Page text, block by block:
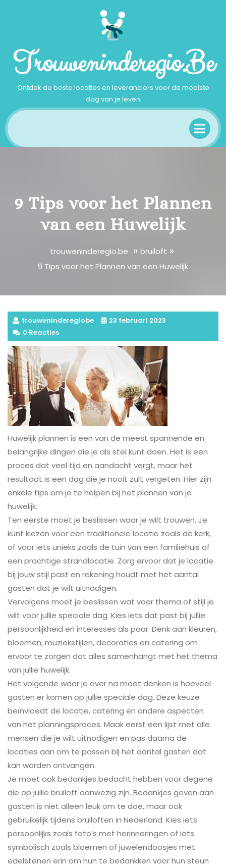
Trouweninderegio.be
Ontdek de beste locaties en leveranciers voor de mooiste
dag van je leven
9 Tips voor het Plannen
van een Huwelijk
trouweninderegio.be » bruiloft »
9 Tips voor het Plannen van een Huwelijk
trouweninderegiobe
23 februari 2023
0 Reacties
Huwelijk plannen is een van de meest spannende en
belangrijke dingen die je als stel kunt doen. Het is een
proces dat veel tijd en aandacht vergt, maar het
resultaat is een dag die je nooit zult vergeten. Hier zijn
enkele tips om je te helpen bij het plannen van je
huwelijk.
Ten eerste moet je beslissen waar je wilt trouwen. Je
kunt kiezen voor een traditionele locatie zoals de kerk,
of voor iets unieks zoals de tuin van een familiehuis of
een prachtige strandlocatie. Zorg ervoor dat je locatie
bij jouw stijl past en rekening houdt met het aantal
gasten dat je wilt uitnodigen.
Vervolgens moet je beslissen wat voor thema of stijl je
wilt voor jullie speciale dag. Kies iets dat past bij jullie
persoonlijkheid en interesses als paar. Denk aan kleuren,
bloemen, muziekstijlen, decoraties en catering om
ervoor te zorgen dat alles samenhangt met het thema
van jullie huwelijk.
Het volgende waar je over na moet denken is hoeveel
gasten er komen op jullie speciale dag. Deze keuze
beïnvloedt de locatie, catering en andere aspecten
van het planningsproces. Maak eerst een lijst met alle
mensen die je wilt uitnodigen en pas daarna de
locaties aan om te passen bij het aantal gasten dat
kan worden ontvangen.
Je moet ook bedankjes bedacht hebben voor degene
die op jullie bruiloft aanwezig zijn. Bedankjes geven aan
gasten is niet alleen leuk om te doe, maar ook
gebruikelijk tijdens bruiloften in Nederland. Kies iets
persoonlijks zoals foto’s met herinneringen of iets
symbolisch zoals bloemen of juwelendoosjes met
edelstenen erin om hun te bedankken voor hun steun